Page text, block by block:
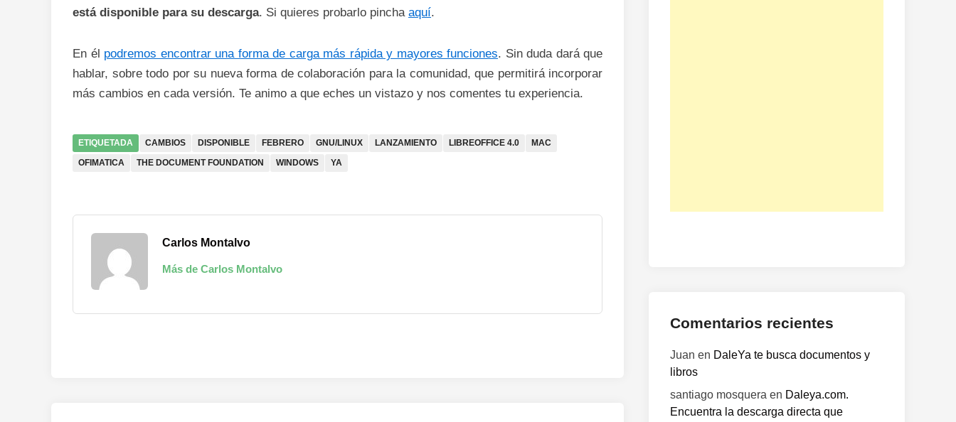
está disponible para su descarga. Si quieres probarlo pincha aquí.
En él podremos encontrar una forma de carga más rápida y mayores funciones. Sin duda dará que
hablar, sobre todo por su nueva forma de colaboración para la comunidad, que permitirá incorporar
más cambios en cada versión. Te animo a que eches un vistazo y nos comentes tu experiencia.
ETIQUETADA CAMBIOS DISPONIBLE FEBRERO GNU/LINUX LANZAMIENTO LIBREOFFICE 4.0
MAC
OFIMATICA
THE DOCUMENT FOUNDATION WINDOWS YA
Carlos Montalvo
Más de Carlos Montalvo
Comentarios recientes
Juan en DaleYa te busca documentos y
libros
santiago mosquera en Daleya.com.
Encuentra la descarga directa que